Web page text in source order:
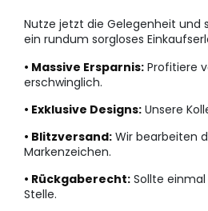
Nutze jetzt die Gelegenheit und
ein rundum sorgloses
• Massive Ersparnis: Profitiere
erschwinglich.
• Exklusive Designs: Unsere
• Blitzversand: Wir bearbeiten
Markenzeichen.
• Rückgaberecht: Sollte
Stelle.